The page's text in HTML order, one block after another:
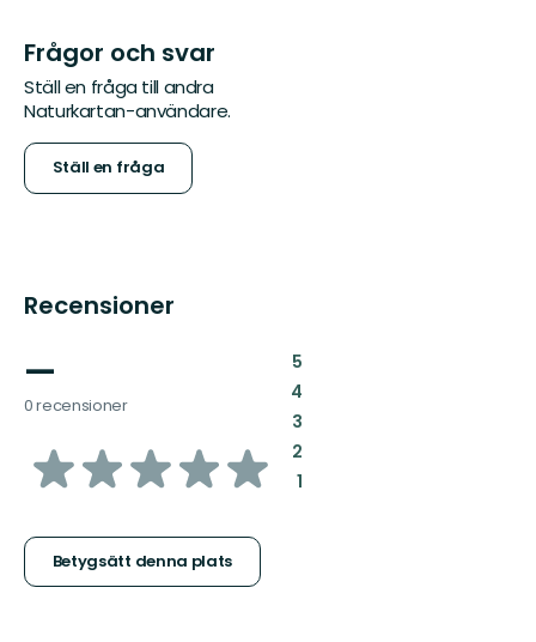
Frågor och svar
Ställ en fråga till andra
Naturkartan-användare.
Ställ en fråga
Recensioner
—
0 recensioner
av
stjärnor
Betygsätt denna plats
5:
4:
3:
2:
1: